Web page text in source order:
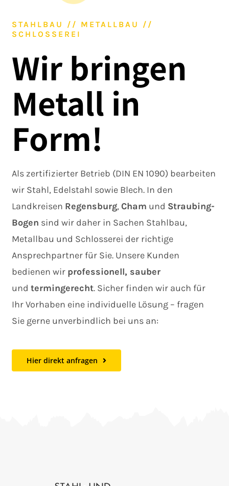
STAHLBAU // METALLBAU //
SCHLOSSEREI
Wir bringen
Metall in
Form!
Als zertifizierter Betrieb (DIN EN 1090) bearbeiten
wir Stahl, Edelstahl sowie Blech. In den
Landkreisen Regensburg, Cham und Straubing-
Bogen sind wir daher in Sachen Stahlbau,
Metallbau und Schlosserei der richtige
Ansprechpartner für Sie. Unsere Kunden
bedienen wir professionell, sauber
undtermingerecht. Sicher finden wir auch für
Ihr Vorhaben eine individuelle Lösung – fragen
Sie gerne unverbindlich bei uns an:
Hier direkt anfragen